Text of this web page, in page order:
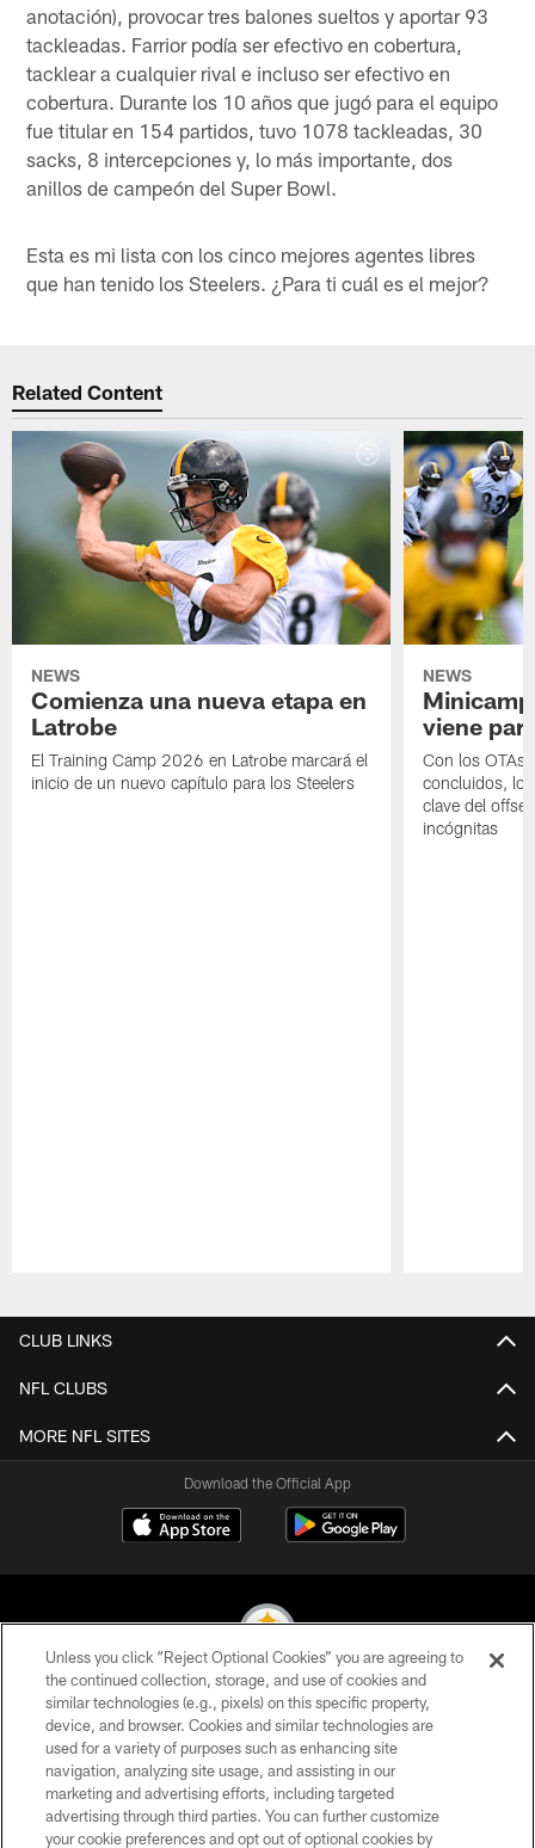
anotación), provocar tres balones sueltos y aportar 93
tackleadas. Farrior podía ser efectivo en cobertura,
tacklear a cualquier rival e incluso ser efectivo en
cobertura. Durante los 10 años que jugó para el equipo
fue titular en 154 partidos, tuvo 1078 tackleadas, 30
sacks, 8 intercepciones y, lo más importante, dos
anillos de campeón del Super Bowl.
Esta es mi lista con los cinco mejores agentes libres
que han tenido los Steelers. ¿Para ti cuál es el mejor?
Related Content
NEWS
Comienza una nueva etapa en
Latrobe
El Training Camp 2026 en Latrobe marcará el
inicio de un nuevo capítulo para los Steelers
NEWS
viene
Con los OTAs
concluidos,
clave del
incógnitas
CLUB LINKS
NFL CLUBS
MORE NFL SITES
Download the Official App
© 2026 Pittsburgh Steelers. All Rights Reserved
PRIVACY POLICY
TERMS OF USE
ACCESSIBILITY
Unless you click “Reject Optional Cookies” you are agreeing to
the continued collection, storage, and use of cookies and
similar technologies (e.g., pixels) on this specific property,
device, and browser. Cookies and similar technologies are
used for a variety of purposes such as enhancing site
navigation, analyzing site usage, and assisting in our
marketing and advertising efforts, including targeted
advertising through third parties. You can further customize
your cookie preferences and opt out of optional cookies by